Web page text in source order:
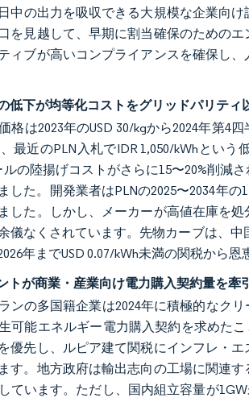
中の出力を吸収できる大規模な企業向
を見越して、早期に割当確保のための
ィブが高いコンプライアンスを確保し
低下が均等化コストをグリッドパリティ
格は2023年のUSD 30/kgから2024年第4
最近のPLN入札でIDR 1,050/kWhとい
の陸揚げコストがさらに15〜20%削減
した。開発業者はPLNの2025〜2034年
した。しかし、メーカーが高値在庫を
儀なくされています。先物カーブは、
年までUSD 0.07/kWh未満の関税から恩
トが商業・産業向け電力購入契約量を牽引
ンの多国籍企業は2024年に積極的なク
可能エネルギー電力購入契約を求めた
優先し、ルピア建て関税にインフレ・
す。地方政府は輸出志向の工場に関連
ています。ただし、国内組立容量が